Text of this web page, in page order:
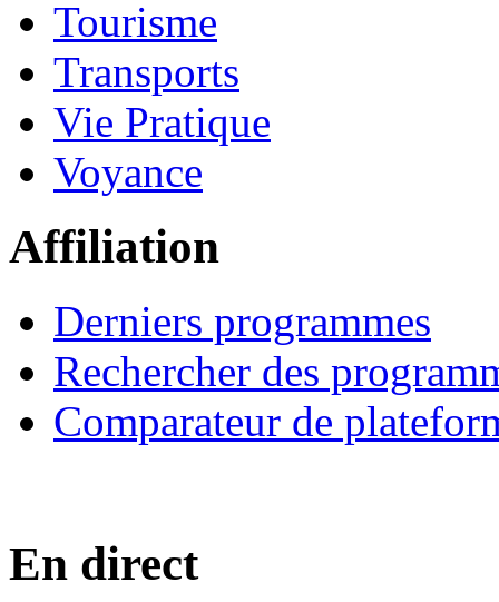
Tourisme
Transports
Vie Pratique
Voyance
Affiliation
Derniers programmes
Rechercher des
Comparateur de
En direct